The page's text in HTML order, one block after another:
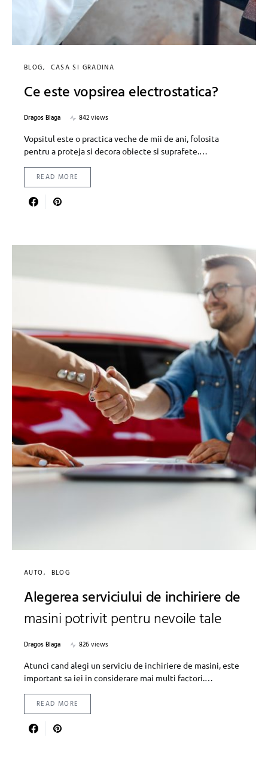
BLOG CASA SI GRADINA
Ce este vopsirea electrostatica?
Dragos Blaga
842 views
Vopsitul este o practica veche de mii de ani, folosita
pentru a proteja si decora obiecte si suprafete.…
READ MORE
AUTO BLOG
Alegerea serviciului de inchiriere de
masini potrivit pentru nevoile tale
Dragos Blaga
826 views
Atunci cand alegi un serviciu de inchiriere de masini, este
important sa iei in considerare mai multi factori.…
READ MORE